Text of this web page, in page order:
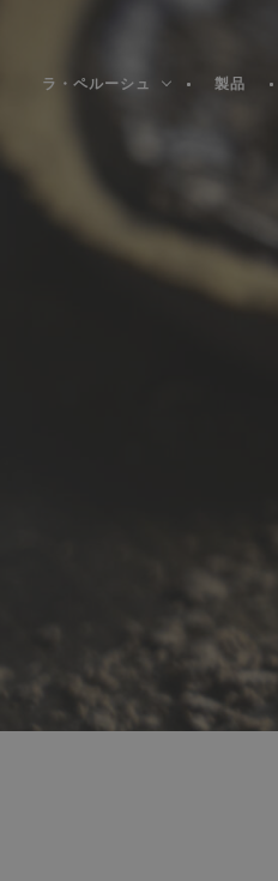
ラ・ペルーシュ 製品